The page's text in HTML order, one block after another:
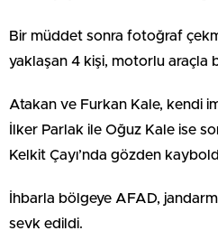
Bir müddet sonra fotoğraf
yaklaşan 4 kişi, motorlu araçla
Atakan ve Furkan Kale, kendi
İlker Parlak ile Oğuz Kale ise
Kelkit Çayı’nda gözden
İhbarla bölgeye AFAD,
sevk edildi.